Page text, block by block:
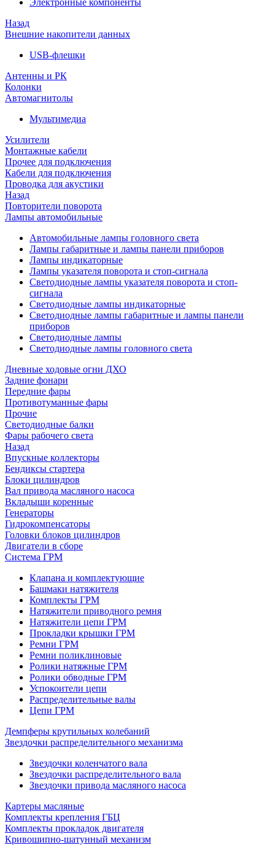
Электронные компоненты
Назад
Внешние накопители данных
USB-флешки
Антенны и РК
Колонки
Автомагнитолы
Мультимедиа
Усилители
Монтажные кабели
Прочее для подключения
Кабели для подключения
Проводка для акустики
Назад
Повторители поворота
Лампы автомобильные
Автомобильные лампы головного света
Лампы габаритные и лампы панели приборов
Лампы индикаторные
Лампы указателя поворота и стоп-сигнала
Светодиодные лампы указателя поворота и стоп-
сигнала
Светодиодные лампы индикаторные
Светодиодные лампы габаритные и лампы панели
приборов
Светодиодные лампы
Светодиодные лампы головного света
Дневные ходовые огни ДХО
Задние фонари
Передние фары
Противотуманные фары
Прочие
Светодиодные балки
Фары рабочего света
Назад
Впускные коллекторы
Бендиксы стартера
Блоки цилиндров
Вал привода масляного насоса
Вкладыши коренные
Генераторы
Гидрокомпенсаторы
Головки блоков цилиндров
Двигатели в сборе
Система ГРМ
Клапана и комплектующие
Башмаки натяжителя
Комплекты ГРМ
Натяжители приводного ремня
Натяжители цепи ГРМ
Прокладки крышки ГРМ
Ремни ГРМ
Ремни поликлиновые
Ролики натяжные ГРМ
Ролики обводные ГРМ
Успокоители цепи
Распределительные валы
Цепи ГРМ
Демпферы крутильных колебаний
Звездочки распределительного механизма
Звездочки коленчатого вала
Звездочки распределительного вала
Звездочки привода масляного насоса
Картеры масляные
Комплекты крепления ГБЦ
Комплекты прокладок двигателя
Кривошипно-шатунный механизм